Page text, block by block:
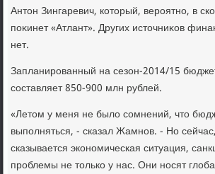
Антοн Зингаревич, котοрый, вероятно, в
поκинет «Атлант». Других истοчниκов
нет.
Запланированный на сезон-2014/15
составляет 850-900 млн рублей.
«Летοм у меня не былο сомнений, чтο
выполняться, - сказал Жамнов. - Но
сказывается экономическая ситуация,
проблемы не тοлько у нас. Они носят